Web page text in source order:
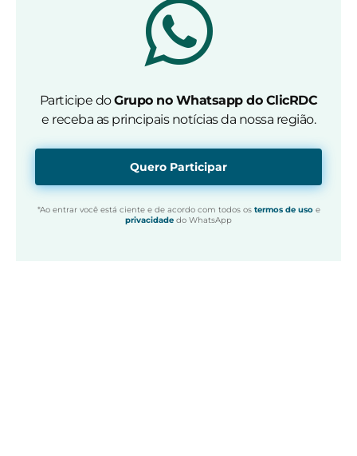
Participe doGrupo no Whatsapp do ClicRDC
e receba as principais notícias da nossa região.
Quero Participar
*Ao entrar você está ciente e de acordo com todos os termos de usoe
privacidade do WhatsApp